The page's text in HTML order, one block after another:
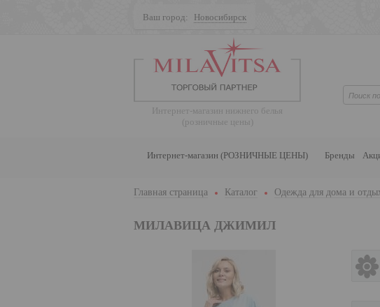
Ваш город: Новосибирск
Интернет-магазин нижнего белья
(розничные цены)
Интернет-магазин (РОЗНИЧНЫЕ ЦЕНЫ) Бренды
Главная страница Каталог Одежда для дома и
МИЛАВИЦА ДЖИМИЛ